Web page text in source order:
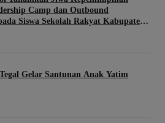
Camp dan Outbound
Siswa Sekolah Rakyat Kabupaten
Gelar Santunan Anak Yatim